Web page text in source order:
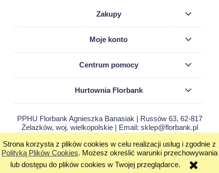
Strona korzysta z plików cookies w celu realizacji usług i zgodnie z
Polityką Plików Cookies. Możesz określić warunki przechowywania
lub dostępu do plików cookies w Twojej przeglądarce.
Zakupy
Moje konto
Centrum pomocy
Hurtownia Florbank
PPHU Florbank Agnieszka Banasiak | Russów 63, 62-817
Żelazków, woj. wielkopolskie | Email: sklep@florbank.pl
pokaż pełną wersję strony
Sklep internetowy Shoper.pl